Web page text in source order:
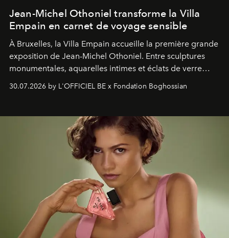
Jean-Michel Othoniel transforme la Villa
Empain en carnet de voyage sensible
À Bruxelles, la Villa Empain accueille la première grande
exposition de Jean-Michel Othoniel. Entre sculptures
monumentales, aquarelles intimes et éclats de verre
émotionnel où chaque œuvre devient le souvenir
émerveillement.
30.07.2026 by L'OFFICIEL BE x Fondation Boghossian